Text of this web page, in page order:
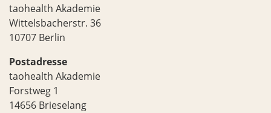
taohealth Akademie
Wittelsbacherstr. 36
10707 Berlin
Postadresse
taohealth Akademie
Forstweg 1
14656 Brieselang